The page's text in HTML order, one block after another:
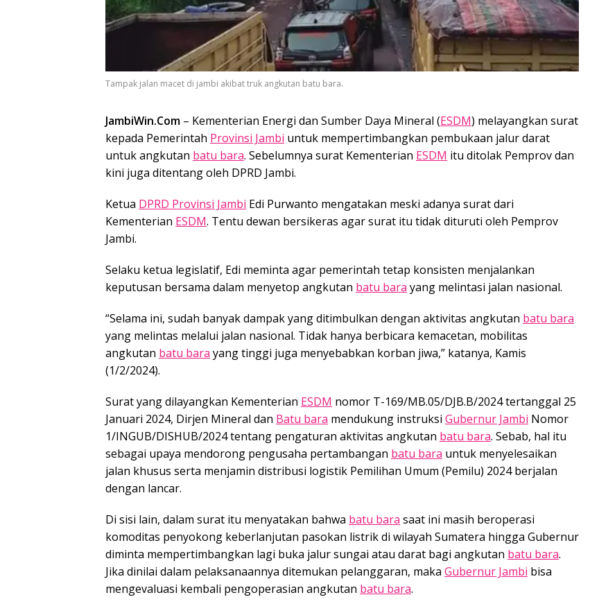
Tampak jalan macet di jambi akibat truk angkutan batu bara.
JambiWin.Com – Kementerian Energi dan Sumber Daya Mineral (ESDM) melayangkan surat
kepada Pemerintah Provinsi Jambi untuk mempertimbangkan pembukaan jalur darat
untuk angkutan batu bara. Sebelumnya surat Kementerian ESDM itu ditolak Pemprov dan
kini juga ditentang oleh DPRD Jambi.
Ketua DPRD Provinsi Jambi Edi Purwanto mengatakan meski adanya surat dari
Kementerian ESDM. Tentu dewan bersikeras agar surat itu tidak dituruti oleh Pemprov
Jambi.
Selaku ketua legislatif, Edi meminta agar pemerintah tetap konsisten menjalankan
keputusan bersama dalam menyetop angkutan batu bara yang melintasi jalan nasional.
“Selama ini, sudah banyak dampak yang ditimbulkan dengan aktivitas angkutan batu bara
yang melintas melalui jalan nasional. Tidak hanya berbicara kemacetan, mobilitas
angkutan batu bara yang tinggi juga menyebabkan korban jiwa,” katanya, Kamis
(1/2/2024).
Surat yang dilayangkan Kementerian ESDM nomor T-169/MB.05/DJB.B/2024 tertanggal 25
Januari 2024, Dirjen Mineral dan Batu bara mendukung instruksi Gubernur Jambi Nomor
1/INGUB/DISHUB/2024 tentang pengaturan aktivitas angkutan batu bara. Sebab, hal itu
sebagai upaya mendorong pengusaha pertambangan batu bara untuk menyelesaikan
jalan khusus serta menjamin distribusi logistik Pemilihan Umum (Pemilu) 2024 berjalan
dengan lancar.
Di sisi lain, dalam surat itu menyatakan bahwa batu bara saat ini masih beroperasi
komoditas penyokong keberlanjutan pasokan listrik di wilayah Sumatera hingga Gubernur
diminta mempertimbangkan lagi buka jalur sungai atau darat bagi angkutan batu bara.
Jika dinilai dalam pelaksanaannya ditemukan pelanggaran, maka Gubernur Jambi bisa
mengevaluasi kembali pengoperasian angkutan batu bara.